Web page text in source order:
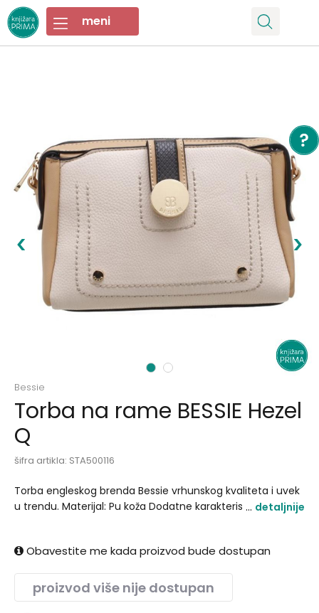
1 2
Bessie
Torba na rame BESSIE Hezel
Q
šifra artikla: STA500116
Torba engleskog brenda Bessie vrhunskog kvaliteta i uvek
u trendu. Materijal: Pu koža Dodatne karakteristike: Zipper i
detaljnije
Obavestite me kada proizvod bude dostupan
proizvod više nije dostupan